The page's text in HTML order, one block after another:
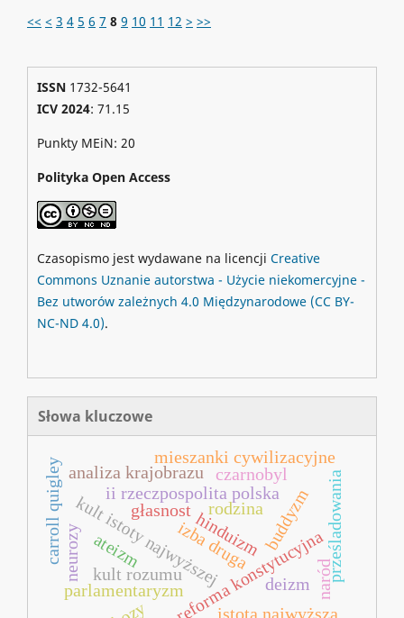
<< < 3 4 5 6 7 8 9 10 11 12 > >>
ISSN1732-5641
ICV 2024: 71.15
Punkty MEiN: 20
Polityka Open Access
Czasopismo jest wydawane na licencji Creative
Commons Uznanie autorstwa - Użycie niekomercyjne -
Bez utworów zależnych 4.0 Międzynarodowe (CC BY-
NC-ND 4.0).
Słowa kluczowe
rodzina
reforma konstytucyjna
istota najwyższa
kult istoty najwyższej
kult rozumu
ii rzeczpospolita polska
izba druga
parlamentaryzm
prześladowania
hinduizmbuddyzm
czarnobyl
deizm
głasnost
mieszanki cywilizacyjne
neurozy
carroll quigley ateizm
naród
analiza krajobrazu